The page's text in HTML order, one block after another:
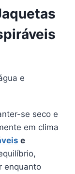
se seco e
em clima
e
enquanto